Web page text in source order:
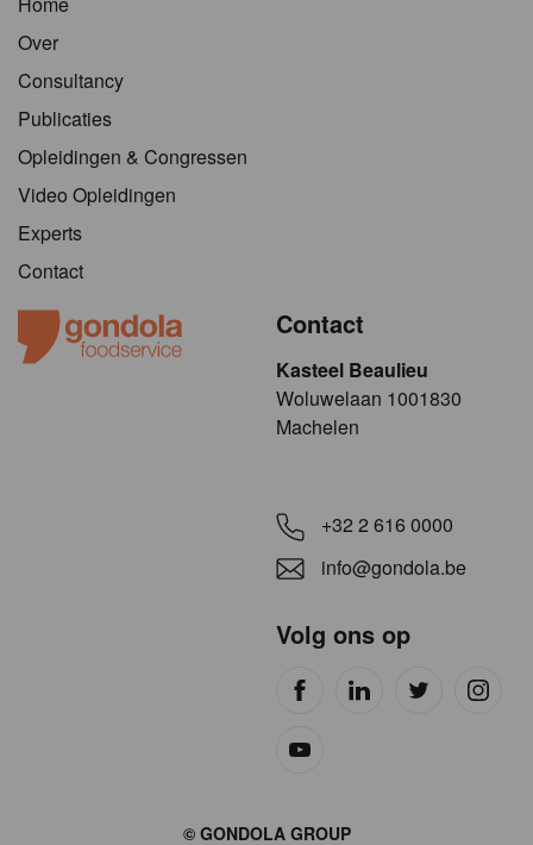
Over
Consultancy
Publicaties
Opleidingen & Congressen
Video Opleidingen
Experts
Contact
Contact
Kasteel Beaulieu
​​​Woluwelaan 1001830
Machelen
+32 2 616 0000
info@gondola.be
Volg ons op
© GONDOLA GROUP